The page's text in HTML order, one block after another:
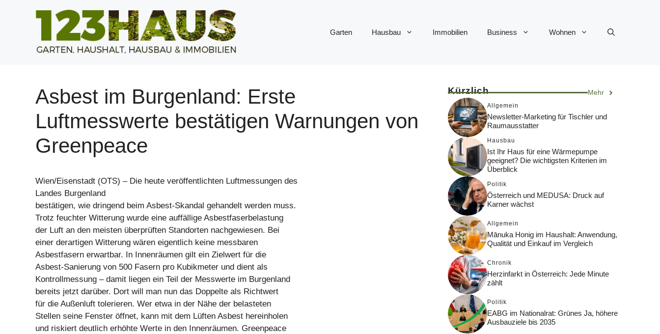
Garten Hausbau Immobilien Business Wohnen
Asbest im Burgenland: Erste
Luftmesswerte bestätigen Warnungen von
Greenpeace
Wien/Eisenstadt (OTS) – Die heute veröffentlichten Luftmessungen des
Landes Burgenland
bestätigen, wie dringend beim Asbest-Skandal gehandelt werden muss.
Trotz feuchter Witterung wurde eine auffällige Asbestfaserbelastung
der Luft an den meisten überprüften Standorten nachgewiesen. Bei
einer derartigen Witterung wären eigentlich keine messbaren
Asbestfasern erwartbar. In Innenräumen gilt ein Zielwert für die
Asbest-Sanierung von 500 Fasern pro Kubikmeter und dient als
Kontrollmessung – damit liegen ein Teil der Messwerte im Burgenland
bereits jetzt darüber. Dort will man nun das Doppelte als Richtwert
für die Außenluft tolerieren. Wer etwa in der Nähe der belasteten
Stellen seine Fenster öffnet, kann mit dem Lüften Asbest hereinholen
und riskiert deutlich erhöhte Werte in den Innenräumen. Greenpeace
Kürzlich Mehr
Allgemein
Newsletter-Marketing für Tischler und
Raumausstatter
Hausbau
Ist Ihr Haus für eine Wärmepumpe
geeignet? Die wichtigsten Kriterien im
Überblick
Politik
Österreich und MEDUSA: Druck auf
Karner wächst
Allgemein
Mānuka Honig im Haushalt: Anwendung,
Qualität und Einkauf im Vergleich
Chronik
Herzinfarkt in Österreich: Jede Minute
zählt
Politik
EABG im Nationalrat: Grünes Ja, höhere
Ausbauziele bis 2035